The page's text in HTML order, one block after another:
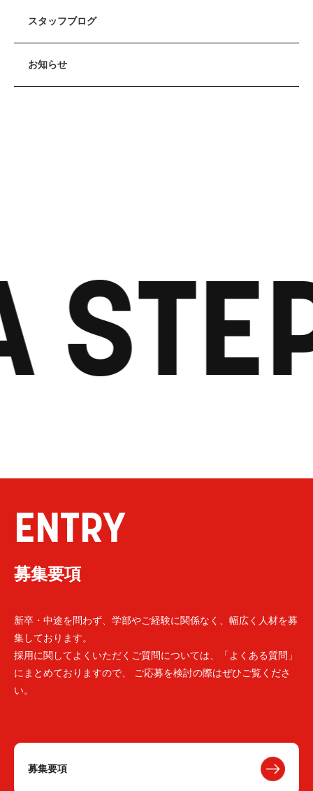
スタッフブログ
お知らせ
ENTRY
募集要項
新卒・中途を問わず、学部やご経験に関係なく、幅広く人材を募
集しております。
採用に関してよくいただくご質問については、「よくある質問」
にまとめておりますので、 ご応募を検討の際はぜひご覧くださ
い。
募集要項